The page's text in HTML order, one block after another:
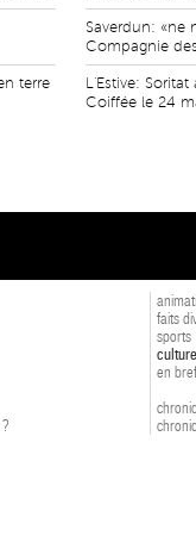
terre
Saverdun: «ne
Compagnie
L'Estive:
Coiffée le 24
faits
sports
culture
en bref